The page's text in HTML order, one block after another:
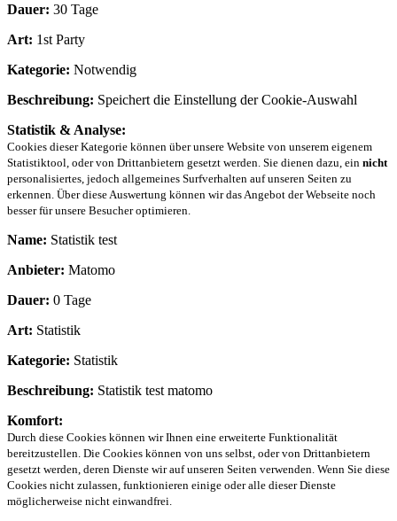
Dauer: 30 Tage
Art: 1st Party
Kategorie: Notwendig
Beschreibung: Speichert die Einstellung der Cookie-Auswahl
Statistik & Analyse:
Cookies dieser Kategorie können über unsere Website von unserem eigenem
Statistiktool, oder von Drittanbietern gesetzt werden. Sie dienen dazu, ein nicht
personalisiertes, jedoch allgemeines Surfverhalten auf unseren Seiten zu
erkennen. Über diese Auswertung können wir das Angebot der Webseite noch
besser für unsere Besucher optimieren.
Name: Statistik test
Anbieter: Matomo
Dauer: 0 Tage
Art: Statistik
Kategorie: Statistik
Beschreibung: Statistik test matomo
Komfort:
Durch diese Cookies können wir Ihnen eine erweiterte Funktionalität
bereitzustellen. Die Cookies können von uns selbst, oder von Drittanbietern
gesetzt werden, deren Dienste wir auf unseren Seiten verwenden. Wenn Sie diese
Cookies nicht zulassen, funktionieren einige oder alle dieser Dienste
möglicherweise nicht einwandfrei.